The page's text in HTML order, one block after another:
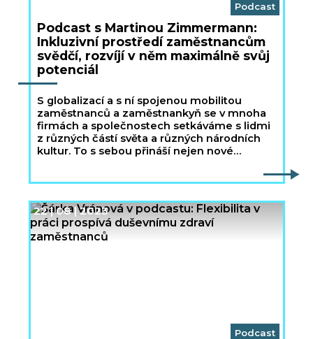
Podcast
Podcast s Martinou Zimmermann:
Inkluzivní prostředí zaměstnancům
svědčí, rozvíjí v něm maximálně svůj
potenciál
S globalizací a s ní spojenou mobilitou
zaměstnanců a zaměstnankyň se v mnoha
firmách a společnostech setkáváme s lidmi
z různých částí světa a různých národních
kultur. To s sebou přináší nejen nové
Podcast
22 | 08 | 2023